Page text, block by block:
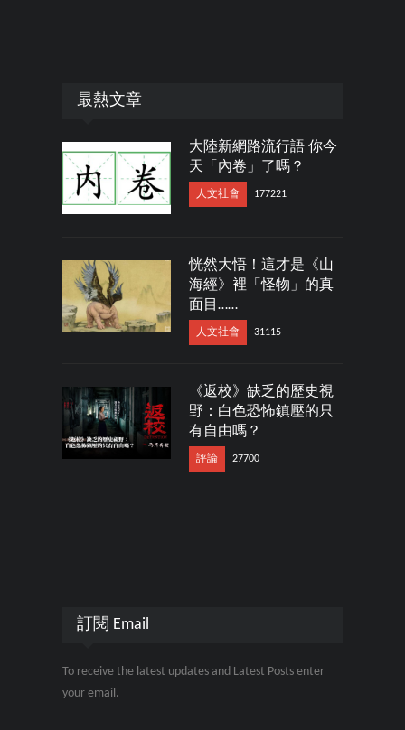
最熱文章
大陸新網路流行語 你今
天「內卷」了嗎？
人文社會 177221
恍然大悟！這才是《山
海經》裡「怪物」的真
面目……
人文社會 31115
《返校》缺乏的歷史視
野：白色恐怖鎮壓的只
有自由嗎？
評論 27700
訂閱 Email
To receive the latest updates and Latest Posts enter
your email.